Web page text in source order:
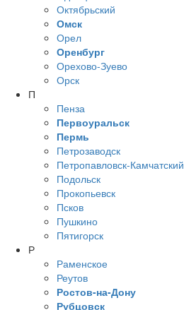
Октябрьский
Омск
Орел
Оренбург
Орехово-Зуево
Орск
П
Пенза
Первоуральск
Пермь
Петрозаводск
Петропавловск-Камчатский
Подольск
Прокопьевск
Псков
Пушкино
Пятигорск
Р
Раменское
Реутов
Ростов-на-Дону
Рубцовск